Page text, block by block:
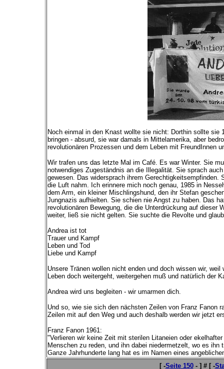
Noch einmal in den Knast wollte sie nicht: Dorthin sollte
bringen - absurd, sie war damals in Mittelamerika, aber
revolutionären Prozessen und dem Leben mit FreundInnen
Wir trafen uns das letzte Mal im Café. Es war Winter. Sie
notwendiges Zugeständnis an die Illegalität. Sie sprach
gewesen. Das widersprach ihrem
die Luft nahm. Ich erinnere mich noch genau, 1985 in
dem Arm, ein kleiner Mischlingshund, den ihr Stefan
Jungnazis aufhielten. Sie schien nie Angst zu haben. Das
revolutionären Bewegung, die die Unterdrückung auf
weiter, ließ sie nicht gelten. Sie suchte die Revolte und
Andrea ist tot
Trauer und Kampf
Leben und Tod
Liebe und Kampf
Unsere Tränen wollen nicht enden und doch wissen wir,
Leben doch weitergeht, weitergehen muß und natürlich der
Andrea wird uns begleiten - wir umarmen dich.
Und so, wie sie sich den nächsten Zeilen von Franz Fanon
Zeilen mit auf den Weg und auch deshalb werden wir jetzt
Franz Fanon 1961:
"Verlieren wir keine Zeit mit sterilen Litaneien oder
Menschen zu reden, und ihn dabei niedermetzelt, wo es
Ganze Jahrhunderte lang hat es im Namen eines
[ -Seite 150 - ] # [ -